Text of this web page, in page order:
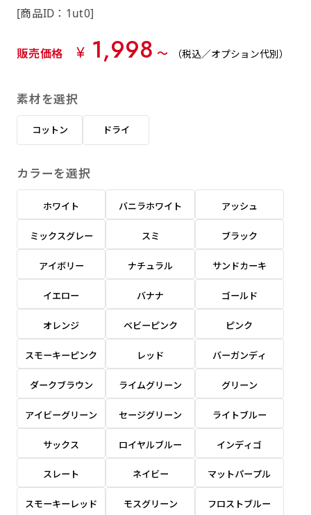
[商品ID：1ut0]
販売価格 ¥ 1,998 〜 （税込／オプション代別）
素材を選択
コットン ドライ
カラーを選択
ホワイト バニラホワイト アッシュ
ミックスグレー スミ ブラック
アイボリー ナチュラル サンドカーキ
イエロー バナナ ゴールド
オレンジ ベビーピンク ピンク
スモーキーピンク レッド バーガンディ
ダークブラウン ライムグリーン グリーン
アイビーグリーン セージグリーン ライトブルー
サックス ロイヤルブルー インディゴ
スレート ネイビー マットパープル
スモーキーレッド モスグリーン フロストブルー
リピート（要画像確認）［ +298円 ］
弊社よりJPG画像をお送りします。ご確認のお
入稿（AI／PSD）
購入時の案内に沿って入稿してください。［
入稿（AI／PSD）（要画像確認）［ +298円
］
弊社よりJPG画像をお送りします。ご確認のお
返事を頂いたあとに製作開始いたします。
デザイン依頼［ +3,998円 ］
イルまたは、文章でお知らせください。
文字だけのぼり［ +1,298円 ］
ご購入時の案内に沿って、文字をご指定くだ
さい。
文字だけのぼり（要画像確認）［ +1,598円
名入れ［+999円］
文字のみの名入れが可能です。
名入れ（要画像確認）［+1,298円］
弊社よりJPG画像をお送りします。ご確認のお
返事を頂いたあとに製作開始いたします。
ロゴ有り名入れ［ +1,498円］
ご購入時の案内にそって、デザイン画のファ
イルまたは、文章でお知らせください。
ロゴ有り名入れ（要画像確認）［ +1,798
円］
幅は標準サイズですが高さが30cm 低いです。
近距離の歩行者や、特に女性の目線を意識したい
スリム(45x180)
飾る場所に対して、標準サイズでは大きすぎると
感じる場合や、立てる本数を増やしたい場合はこ
ちらです。
幅が15cm 狭くなっておりスリムな印象を受けま
す。
コンパクト(45x150)
あまり一般的でないサイズですが最近、注文が増
コンビニさんなどで多いです。 お店の外観の邪魔
になりづらく、狭い範囲で沢山飾れます。
幅は標準サイズですが高さが30cm 低いです。
近距離の歩行者や、特に女性の目線を意識したい
スリム(180x45)
飾る場所に対して、標準サイズでは大きすぎると
感じる場合や、立てる本数を増やしたい場合はこ
ちらです。
幅が15cm 狭くなっておりスリムな印象を受けま
す。
コンパクト(150x45)
あまり一般的でないサイズですが最近、注文が増
コンビニさんなどで多いです。 お店の外観の邪魔
になりづらく、狭い範囲で沢山飾れます。
上下チチ
チチ無し
上左チチと
上右チチと
左棒袋縫い
右棒袋縫い
（上と右）
上棒袋縫い
（上のみ）
上下棒袋縫い
（上と下）
タペストリー
加工
※パイプ紐付き
その他
※備考欄に要望をお書きください
Aバナー用チチ
（上2下2）
上左右チチ
（上と左右）
ハトメ四隅
ハトメ上4つ
（+1営業日）
ハトメ上下4つ
（+1営業日）
上棒袋縫い
（上のみ）
（上のみ） その他
※備考欄に要望をお書きください
1本（2分割）の場合だと
文字の間にスリットが入ります